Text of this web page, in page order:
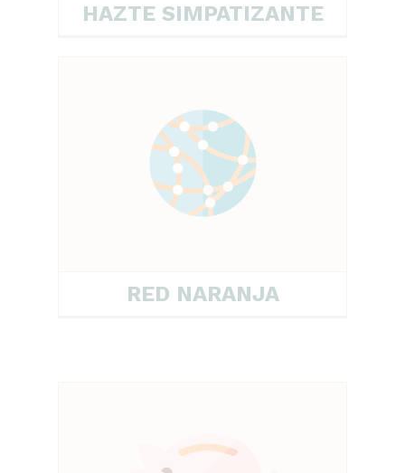
HAZTE SIMPATIZANTE
RED NARANJA